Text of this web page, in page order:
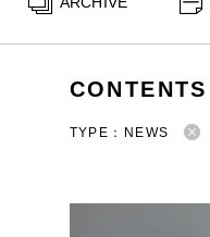
CONTENTS
TYPE：NEWS